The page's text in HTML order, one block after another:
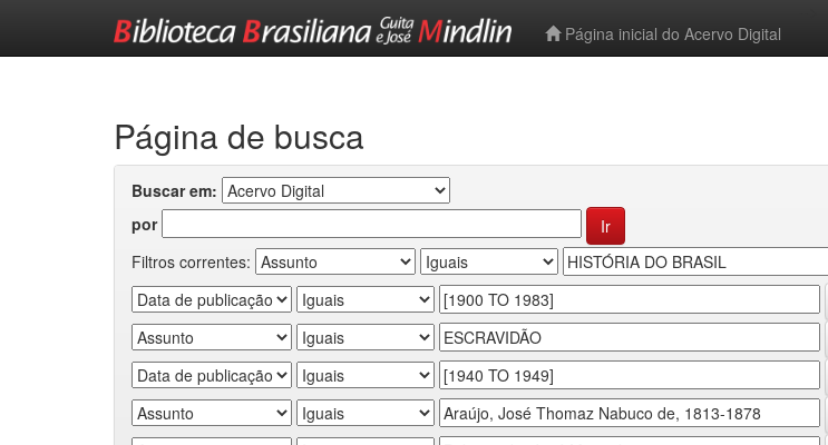
Página inicial do Acervo Digital
Página de busca
Buscar em:
por
Filtros correntes: